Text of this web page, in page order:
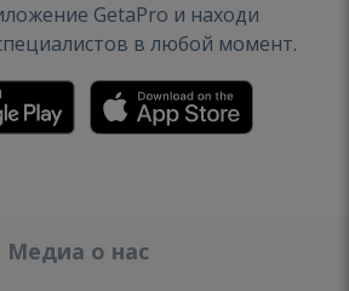
GetaPro и находи
в любой момент.
Медиа о нас